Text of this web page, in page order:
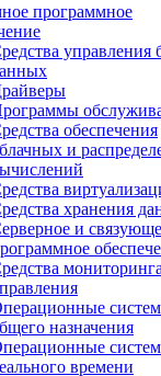
программное
управления
обеспечения
и
хранения
и
назначения
времени